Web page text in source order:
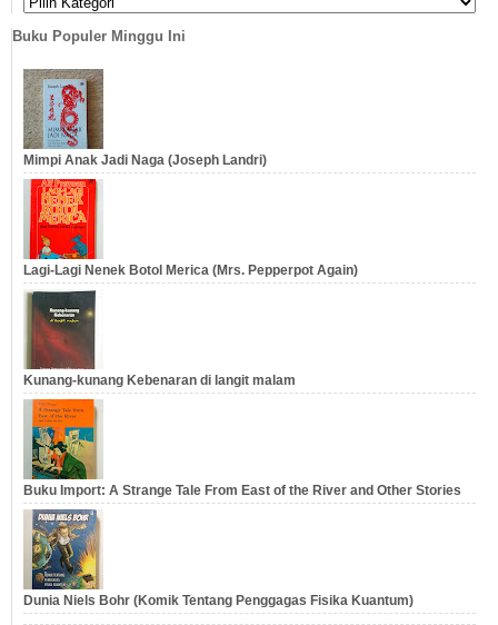
Buku Populer Minggu Ini
Mimpi Anak Jadi Naga (Joseph Landri)
Lagi-Lagi Nenek Botol Merica (Mrs. Pepperpot Again)
Kunang-kunang Kebenaran di langit malam
Buku Import: A Strange Tale From East of the River and Other Stories
Dunia Niels Bohr (Komik Tentang Penggagas Fisika Kuantum)